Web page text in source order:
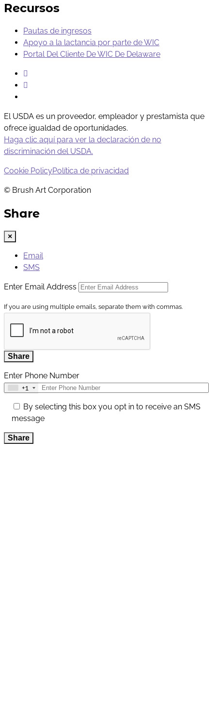
Recursos
Pautas de ingresos
Apoyo a la lactancia por parte de WIC
Portal Del Cliente De WIC De Delaware
El USDA es un proveedor, empleador y prestamista que
ofrece igualdad de oportunidades.
Haga clic aquí para ver la declaración de no
discriminación del USDA.
Cookie PolicyPolítica de privacidad
© Brush Art Corporation
Share
×
Email
SMS
Enter Email Address
If you are using multiple emails, separate them with commas.
Share
Enter Phone Number
+1
By selecting this box you opt in to receive an SMS
message